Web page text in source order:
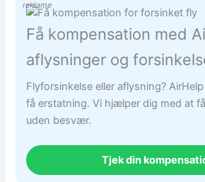
reklame
Få kompensation med
aflysninger og
Flyforsinkelse eller aflysning?
få erstatning. Vi hjælper dig med at
uden besvær.
Tjek din